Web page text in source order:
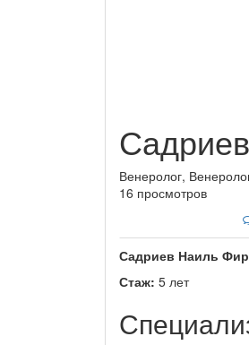
Венеролог,
16 просмотров
Садриев Наиль
Стаж: 5 лет